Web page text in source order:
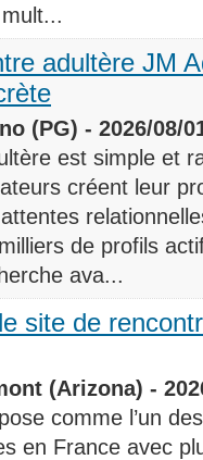
adultère JM
(PG) - 2026/08/
est simple et
créent leur
de profils
ava...
site de
(Arizona) -
comme l’un
en France avec